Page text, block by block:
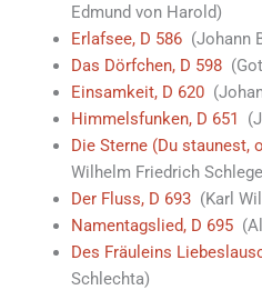
Edmund von Harold)
Erlafsee, D 586(Johann
Das Dörfchen, D 598
Einsamkeit, D 620
Himmelsfunken, D 651
Die Sterne (Du staunest,
Wilhelm Friedrich
Der Fluss, D 693(Karl
Namentagslied, D 695
Des Fräuleins
Schlechta)